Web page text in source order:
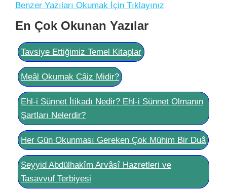
Benzer Yazıları Okumak İçin Tıklayınız
En Çok Okunan Yazılar
Tavsiye Ettiğimiz Temel Kitaplar
Meâl Okumak Câiz Midir?
Ehl-i Sünnet İtikadı Nedir? Ehl-i Sünnet Olmanın
Şartları Nelerdir?
Her Gün Okunması Gereken Çok Mühim Bir Duâ
Seyyid Abdülhakîm Arvâsî Hazretleri ve
Tasavvuf Terbiyesi